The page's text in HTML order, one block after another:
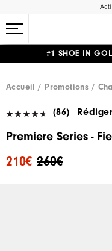
#1 SHOE IN
Accueil
Promotions
(86)
Premiere Series -
260€
210€